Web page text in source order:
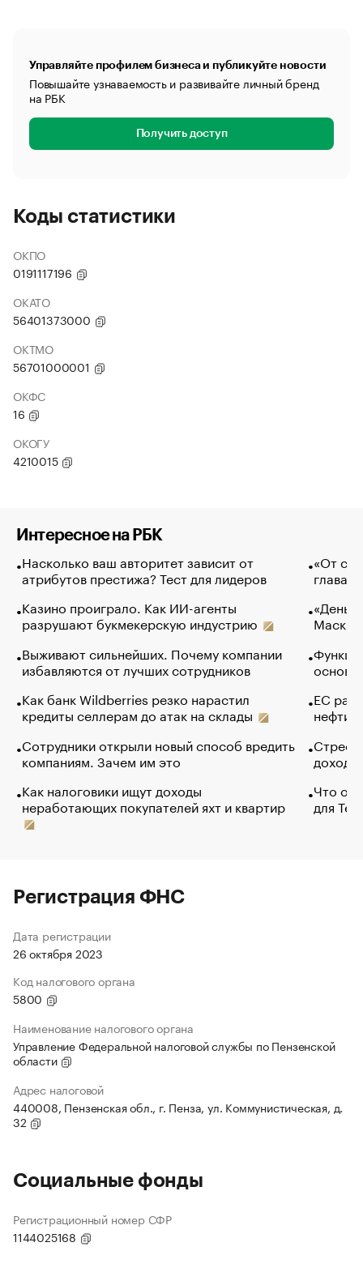
Управляйте профилем бизнеса и публикуйте новости
Повышайте узнаваемость и развивайте личный бренд
на РБК
Получить доступ
Коды статистики
ОКПО
0191117196
ОКАТО
56401373000
ОКТМО
56701000001
ОКФС
16
ОКОГУ
4210015
Интересное на РБК
Насколько ваш авторитет зависит от
атрибутов престижа? Тест для лидеров
Казино проиграло. Как ИИ-агенты
разрушают букмекерскую индустрию
Выживают сильнейших. Почему компании
избавляются от лучших сотрудников
Как банк Wildberries резко нарастил
кредиты селлерам до атак на склады
Сотрудники открыли новый способ вредить
компаниям. Зачем им это
Как налоговики ищут доходы
неработающих покупателей яхт и квартир
«От
глава
Маск в
основ
ЕС
нефти
Что
для
Регистрация ФНС
Дата регистрации
26 октября 2023
Код налогового органа
5800
Наименование налогового органа
Управление Федеральной налоговой службы по Пензенской
области
Адрес налоговой
440008, Пензенская обл., г. Пенза, ул. Коммунистическая, д.
32
Социальные фонды
Регистрационный номер СФР
1144025168